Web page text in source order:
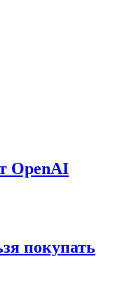
OpenAI
покупать